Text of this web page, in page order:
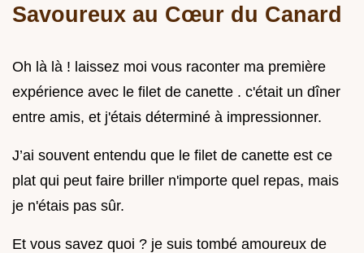
Savoureux au Cœur du Canard
Oh là là ! laissez moi vous raconter ma première
expérience avec le filet de canette . c'était un dîner
entre amis, et j'étais déterminé à impressionner.
J’ai souvent entendu que le filet de canette est ce
plat qui peut faire briller n'importe quel repas, mais
je n'étais pas sûr.
Et vous savez quoi ? je suis tombé amoureux de